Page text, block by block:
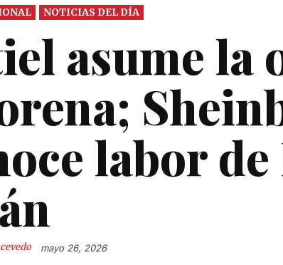
NOTICIAS DEL DÍA
asume la
labor de
mayo 26, 2026